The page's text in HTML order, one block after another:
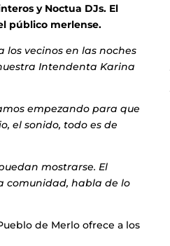
y Noctua DJs. El
público merlense.
los vecinos en las noches
Intendenta Karina
empezando para que
el sonido, todo es de
mostrarse. El
comunidad, habla de lo
de Merlo ofrece a los